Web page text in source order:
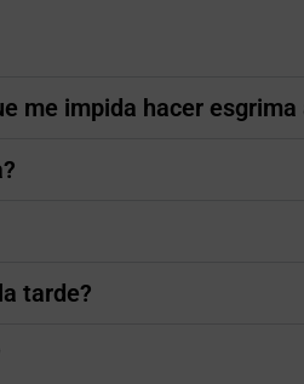
me impida hacer esgrima
tarde?